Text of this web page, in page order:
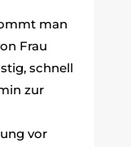
man
Frau
schnell
zur
vor